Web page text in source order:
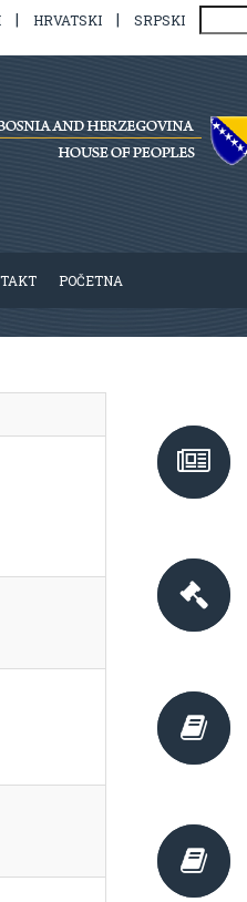
| HRVATSKI | SRPSKI
POČETNA